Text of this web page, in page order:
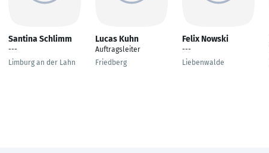
Santina Schlimm
---
Limburg an der Lahn
Lucas Kuhn
Auftragsleiter
Friedberg
Felix Nowski
---
Liebenwalde